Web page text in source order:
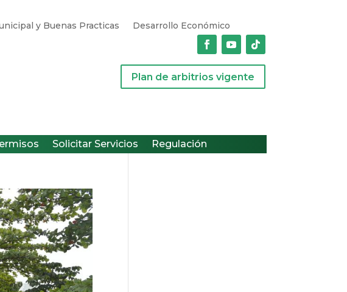
y Buenas Practicas
Desarrollo Económico
Plan de arbitrios vigente
Solicitar Servicios Regulación